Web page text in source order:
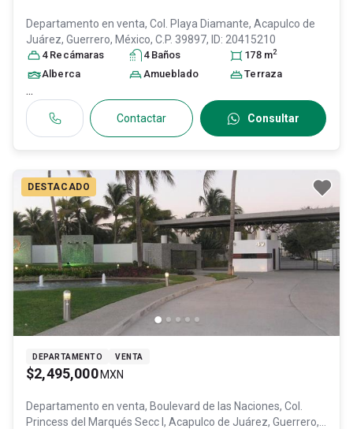
Departamento en venta, Col. Playa Diamante, Acapulco de
Juárez, Guerrero, México, C.P. 39897, ID: 20415210
4 Recámaras 4 Baños 178 m2
Alberca Amueblado Terraza
...
Contactar Consultar
DESTACADO
DEPARTAMENTO VENTA
$2,495,000 MXN
Departamento en venta, Boulevard de las Naciones, Col.
Princess del Marqués Secc I, Acapulco de Juárez, Guerrero,